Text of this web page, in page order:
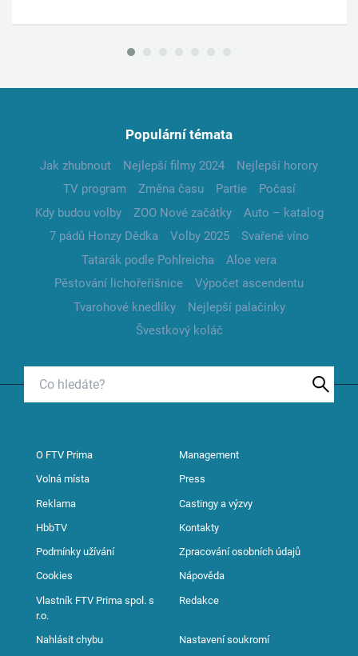
Populární témata
Jak zhubnout Nejlepší filmy 2024
Nejlepší horory
TV program
Změna času Partie
Počasí
Kdy budou volby
ZOO Nové začátky
Auto – katalog
7 pádů Honzy Dědka
Volby 2025
Svařené víno
Tatarák podle Pohlreicha
Aloe vera
Pěstování lichořeřišnice
Výpočet ascendentu
Tvarohové knedlíky
Nejlepší palačinky
Švestkový koláč
O FTV Prima Management
Volná místa Press
Reklama Castingy a výzvy
HbbTV Kontakty
Podmínky užívání Zpracování osobních údajů
Cookies Nápověda
Vlastník FTV Prima spol. s
r.o.
Redakce
Nahlásit chybu Nastavení soukromí